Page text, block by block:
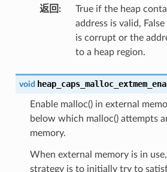
返回 :
True if the heap
address is valid,
is corrupt or the
to a heap region.
void
Enable malloc() in external
below which malloc() attempts
memory.
When external memory is in
strategy is to initially try to